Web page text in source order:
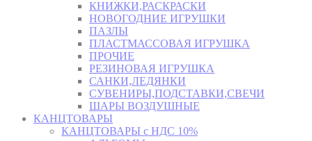
КНИЖКИ,РАСКРАСКИ
НОВОГОДНИЕ ИГРУШКИ
ПАЗЛЫ
ПЛАСТМАССОВАЯ ИГРУШКА
ПРОЧИЕ
РЕЗИНОВАЯ ИГРУШКА
САНКИ,ЛЕДЯНКИ
СУВЕНИРЫ,ПОДСТАВКИ,СВЕЧИ
ШАРЫ ВОЗДУШНЫЕ
КАНЦТОВАРЫ
КАНЦТОВАРЫ с НДС 10%